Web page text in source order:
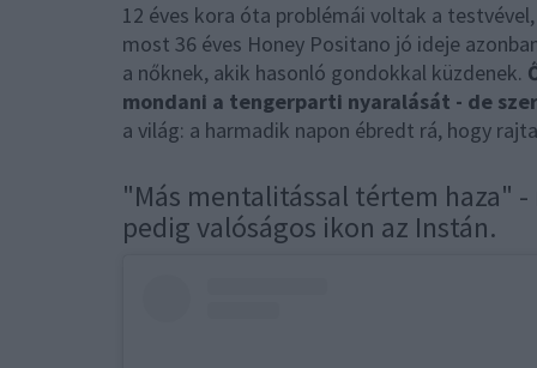
12 éves kora óta problémái voltak a
most 36 éves Honey Positano jó ideje
a nőknek, akik hasonló gondokkal küzdenek.
mondani a tengerparti nyaralását - de
a világ: a harmadik napon ébredt rá, hogy
"Más mentalitással tértem haza"
pedig valóságos ikon az Instán.